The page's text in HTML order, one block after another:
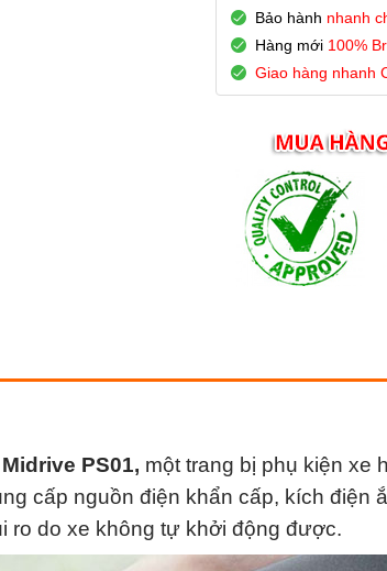
Bảo hành nhanh
Hàng mới 100%
Giao hàng nhanh
PS01, một trang bị phụ kiện xe
cấp nguồn điện khẩn cấp, kích điện
ro do xe không tự khởi động được.